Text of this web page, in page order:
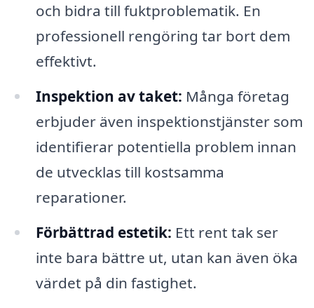
och bidra till fuktproblematik. En
professionell rengöring tar bort dem
effektivt.
Inspektion av taket: Många företag
erbjuder även inspektionstjänster som
identifierar potentiella problem innan
de utvecklas till kostsamma
reparationer.
Förbättrad estetik: Ett rent tak ser
inte bara bättre ut, utan kan även öka
värdet på din fastighet.